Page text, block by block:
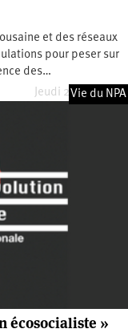
et des réseaux
pour peser sur
des…
Jeudi 28 mai 2026
Vie du NPA
écosocialiste »